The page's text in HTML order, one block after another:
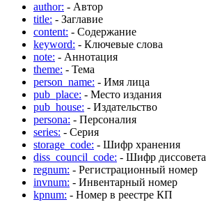
author: - Автор
title: - Заглавие
content: - Содержание
keyword: - Ключевые слова
note: - Аннотация
theme: - Тема
person_name: - Имя лица
pub_place: - Место издания
pub_house: - Издательство
persona: - Персоналия
series: - Серия
storage_code: - Шифр хранения
diss_council_code: - Шифр диссовета
regnum: - Регистрационный номер
invnum: - Инвентарный номер
kpnum: - Номер в реестре КП